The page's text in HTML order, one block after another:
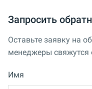
Запросить
Оставьте заявку на
менеджеры свяжутся
Имя